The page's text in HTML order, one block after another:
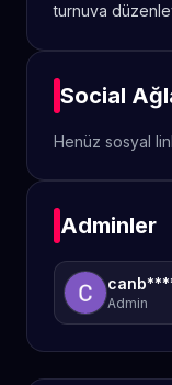
turnuva
Social
Henüz sosyal
Adminler
Admin